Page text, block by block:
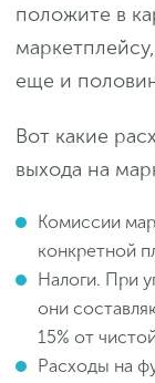
положите в
еще и
Вот какие
выхода на
Комиссии
конкретной
Налоги. При
они
15% от
Расходы на